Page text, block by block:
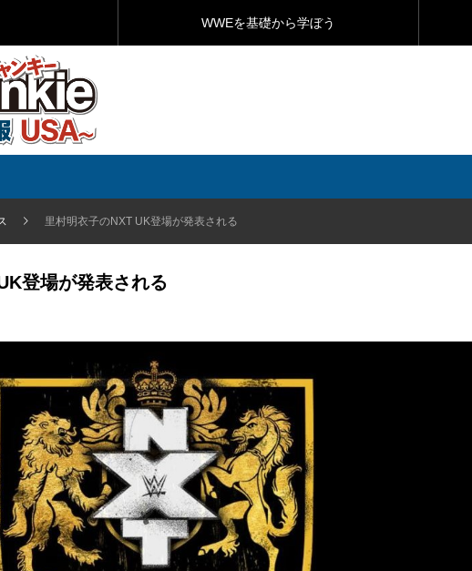
WWEを基礎から学ぼう
里村明衣子のNXT UK登場が発表される
登場が発表される